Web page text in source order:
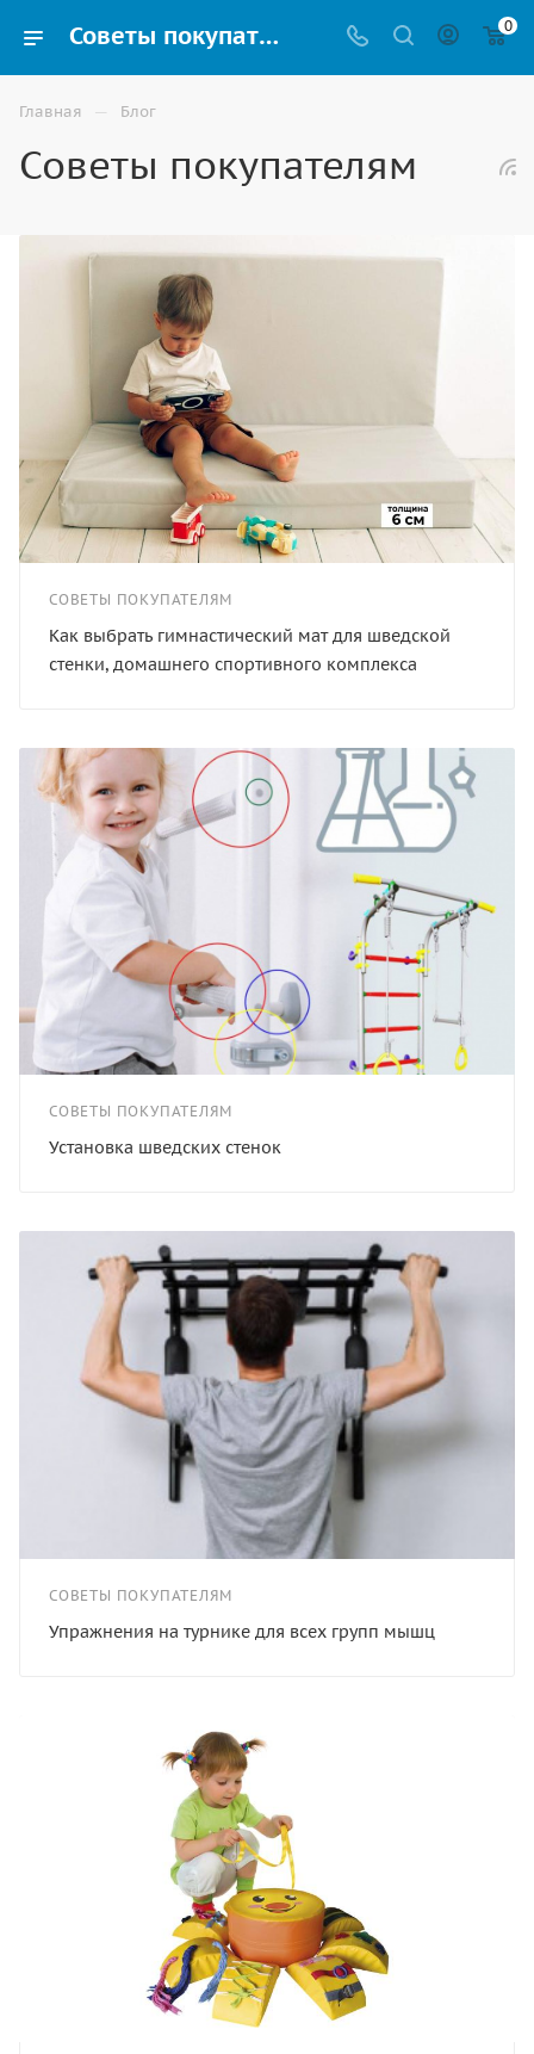
Советы покупателям интернет-магазина 0
Главная — Блог
Советы покупателям
СОВЕТЫ ПОКУПАТЕЛЯМ
Как выбрать гимнастический мат для шведской
стенки, домашнего спортивного комплекса
СОВЕТЫ ПОКУПАТЕЛЯМ
Установка шведских стенок
СОВЕТЫ ПОКУПАТЕЛЯМ
Упражнения на турнике для всех групп мышц